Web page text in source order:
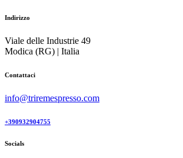
Indirizzo
Viale delle Industrie 49
Modica (RG) | Italia
Contattaci
info@triremespresso.com
+390932904755
Socials